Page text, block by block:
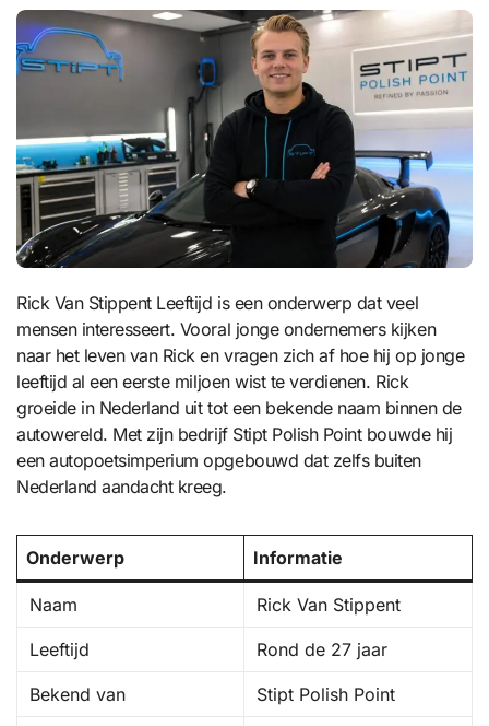
Rick Van Stippent Leeftijd is een onderwerp dat veel
mensen interesseert. Vooral jonge ondernemers kijken
naar het leven van Rick en vragen zich af hoe hij op jonge
leeftijd al een eerste miljoen wist te verdienen. Rick
groeide in Nederland uit tot een bekende naam binnen de
autowereld. Met zijn bedrijf Stipt Polish Point bouwde hij
een autopoetsimperium opgebouwd dat zelfs buiten
Nederland aandacht kreeg.
Onderwerp Informatie
Naam Rick Van Stippent
Leeftijd Rond de 27 jaar
Bekend van Stipt Polish Point